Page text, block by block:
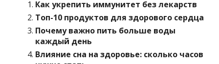
Как укрепить иммунитет без лекарств
Топ-10 продуктов для здорового сердца
Почему важно пить больше воды
каждый день
Влияние сна на здоровье: сколько часов